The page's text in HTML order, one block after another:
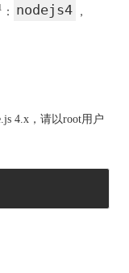
： nodejs4 ，
4.x，请以root用户